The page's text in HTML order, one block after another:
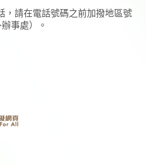
，請在電話號碼之前加撥地區號
事處）。